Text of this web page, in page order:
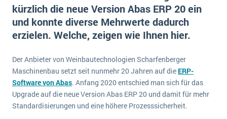
Suche
Vergleich
Einführung
Schulung
Auswertung
Service und Wartung
E-commerce
Einzelhandel
Finanzen
Grosshandel
Handel
Handwerk
Health Care
Die 4 Komponenten eines CRM-Systems
5 Funktionen einer ERP-Software für Konzerne
Was ist Data Mining? - Ein Leitfaden für Unternehmen
Offene Stellen bei ERP-Lieferanten
Über uns
Impressum
Kontakt
kürzlich die neue Version Abas ERP 20 ein
und konnte diverse Mehrwerte dadurch
erzielen. Welche, zeigen wie Ihnen hier.
Der Anbieter von Weinbautechnologien Scharfenberger
Maschinenbau setzt seit nunmehr 20 Jahren auf die ERP-
Software von Abas. Anfang 2020 entschied man sich für das
Upgrade auf die neue Version Abas ERP 20 und damit für mehr
Standardisierungen und eine höhere Prozesssicherheit.